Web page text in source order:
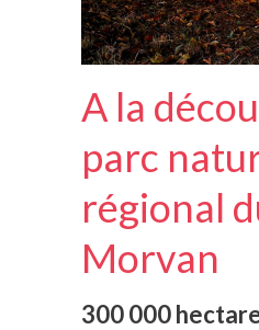
A la
parc
régional
Morvan
300 000